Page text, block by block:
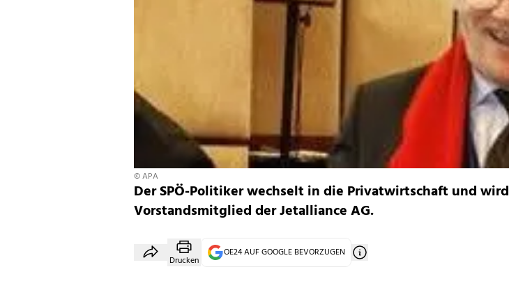
© APA
Der SPÖ-Politiker wechselt in die Privatwirtschaft und wird
Vorstandsmitglied der Jetalliance AG.
Drucken
OE24 AUF GOOGLE BEVORZUGEN